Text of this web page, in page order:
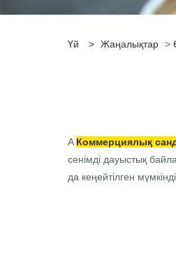
Үй > Жаңалықтар >
A Коммерциялық
сенімді дауыстық
да кеңейтілген